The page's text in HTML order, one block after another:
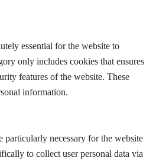
essential for the website to
only includes cookies that ensures
features of the website. These
information.
particularly necessary for the website
to collect user personal data via